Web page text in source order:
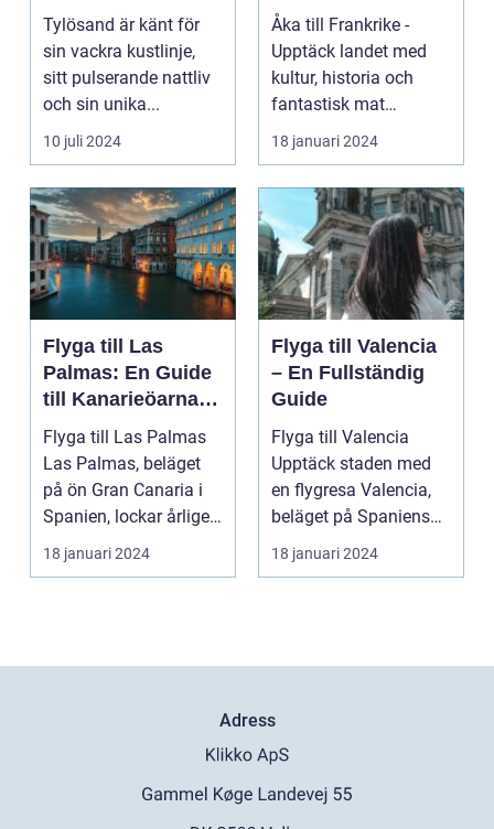
affär och nöje
Tylösand är känt för
sin vackra kustlinje,
sitt pulserande nattliv
och sin unika...
10 juli 2024
resenärer
Åka till Frankrike -
Upptäck landet med
kultur, historia och
fantastisk mat
Frankrike är ett land
s...
18 januari 2024
Flyga till Las
Palmas: En Guide
till Kanarieöarnas
Pärla
Flyga till Las Palmas
Las Palmas, beläget
på ön Gran Canaria i
Spanien, lockar årligen
miljontals b...
18 januari 2024
Flyga till Valencia
– En Fullständig
Guide
Flyga till Valencia
Upptäck staden med
en flygresa Valencia,
beläget på Spaniens
östkust, är en fä...
18 januari 2024
Adress